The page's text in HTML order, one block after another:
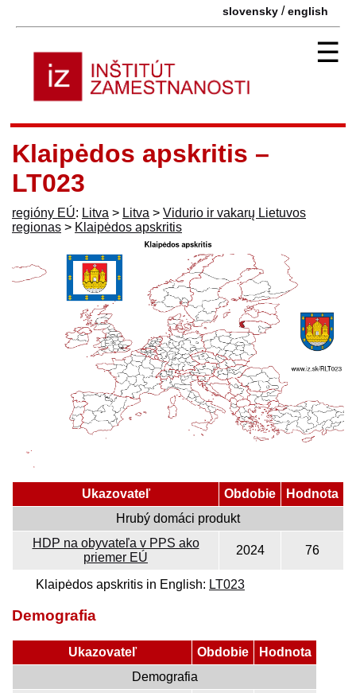
slovensky /english
☰
Klaipėdos apskritis –
LT023
regióny EÚ: Litva > Litva > Vidurio ir vakarų Lietuvos
regionas > Klaipėdos apskritis
Ukazovateľ Obdobie
Hodnota
Hrubý domáci produkt
HDP na obyvateľa v PPS ako
priemer EÚ
2024 76
Klaipėdos apskritis in English: LT023
Demografia
Ukazovateľ Obdobie
Hodnota
Demografia